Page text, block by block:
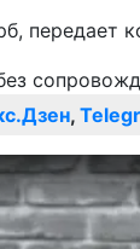
передает
,